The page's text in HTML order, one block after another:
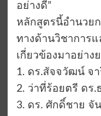
อย่างดี”
หลักสูตรนี้อำนวย
ทางด้านวิชาการ
เกี่ยวข้องมาอย่าง
1. ดร.สัจจวัฒน์ จ
2. ว่าที่ร้อยตรี ดร.
3. ดร. ศักดิ์ชาย จั